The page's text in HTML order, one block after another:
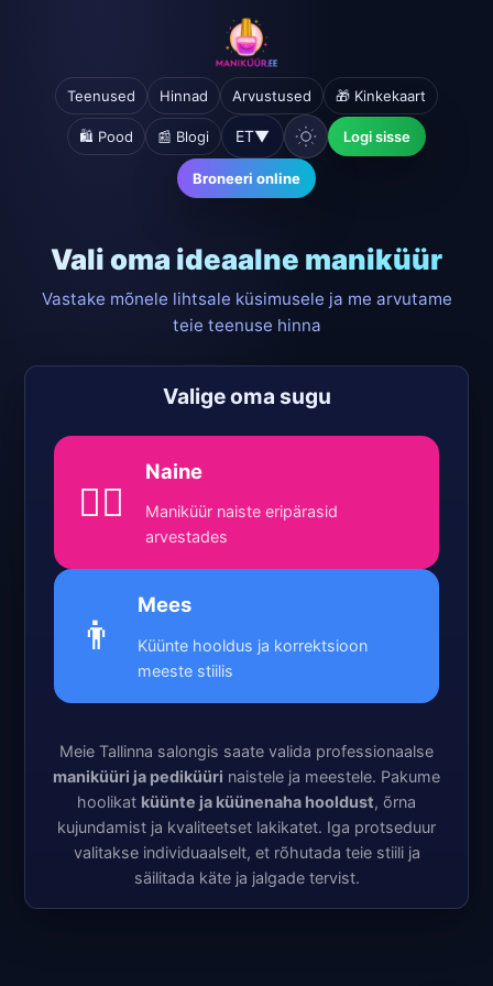
Teenused Hinnad Arvustused 🎁 Kinkekaart
🛍️ Pood 📰 Blogi ET▼ Logi sisse
Broneeri online
Vali oma ideaalne maniküür
Vastake mõnele lihtsale küsimusele ja me arvutame
teie teenuse hinna
Valige oma sugu
💁‍♀️
Naine
Maniküür naiste eripärasid
arvestades
👨
Mees
Küünte hooldus ja korrektsioon
meeste stiilis
Meie Tallinna salongis saate valida professionaalse
maniküüri ja pediküüri naistele ja meestele. Pakume
hoolikat küünte ja küünenaha hooldust, õrna
kujundamist ja kvaliteetset lakikatet. Iga protseduur
valitakse individuaalselt, et rõhutada teie stiili ja
säilitada käte ja jalgade tervist.